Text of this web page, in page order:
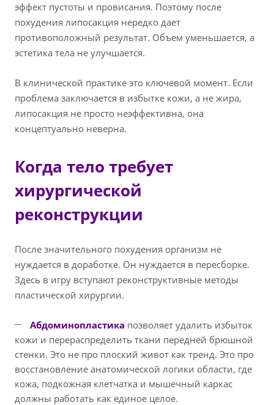
эффект пустоты и провисания. Поэтому после
похудения липосакция нередко дает
противоположный результат. Объем уменьшается, а
эстетика тела не улучшается.
В клинической практике это ключевой момент. Если
проблема заключается в избытке кожи, а не жира,
липосакция не просто неэффективна, она
концептуально неверна.
Когда тело требует
хирургической
реконструкции
После значительного похудения организм не
нуждается в доработке. Он нуждается в пересборке.
Здесь в игру вступают реконструктивные методы
пластической хирургии.
Абдоминопластика позволяет удалить избыток
кожи и перераспределить ткани передней брюшной
стенки. Это не про плоский живот как тренд. Это про
восстановление анатомической логики области, где
кожа, подкожная клетчатка и мышечный каркас
должны работать как единое целое.